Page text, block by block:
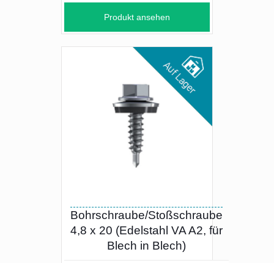
Produkt ansehen
Bohrschraube/Stoßschraube
4,8 x 20 (Edelstahl VA A2, für
Blech in Blech)